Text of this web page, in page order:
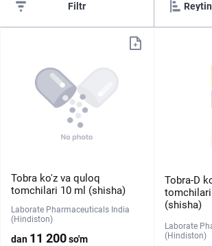
Filtr
Tobra ko'z va quloq
tomchilari 10 ml (shisha)
Laborate Pharmaceuticals India
(Hindiston)
dan 11 200so'm
Tobra-D
tomchilari
(shisha)
Laborate
(Hindiston)